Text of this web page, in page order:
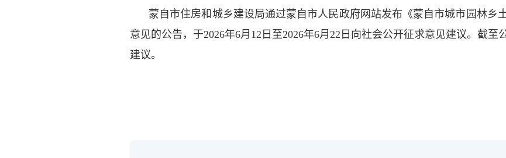
蒙自市住房和城乡建设局通过蒙自市人民政府网站发布《蒙自市城市园林乡
意见的公告，于2026年6月12日至2026年6月22日向社会公开征求意见建议。截
建议。